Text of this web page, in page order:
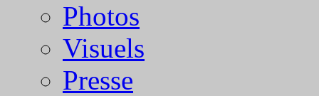
Photos
Visuels
Presse